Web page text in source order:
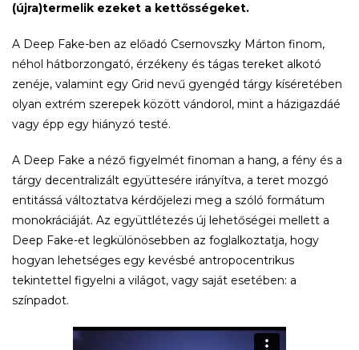
(újra)termelik ezeket a kettősségeket.
A Deep Fake-ben az előadó Csernovszky Márton finom,
néhol hátborzongató, érzékeny és tágas tereket alkotó
zenéje, valamint egy Grid nevű gyengéd tárgy kíséretében
olyan extrém szerepek között vándorol, mint a házigazdáé
vagy épp egy hiányzó testé.
A Deep Fake a néző figyelmét finoman a hang, a fény és a
tárgy decentralizált együttesére irányítva, a teret mozgó
entitássá változtatva kérdőjelezi meg a szóló formátum
monokráciáját. Az együttlétezés új lehetőségei mellett a
Deep Fake-et legkülönösebben az foglalkoztatja, hogy
hogyan lehetséges egy kevésbé antropocentrikus
tekintettel figyelni a világot, vagy saját esetében: a
színpadot.